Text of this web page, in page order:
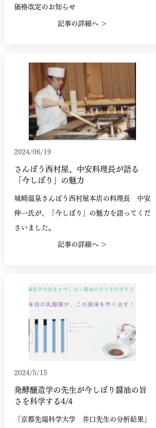
価格改定のお知らせ
記事の詳細へ ＞
2024/06/19
さんぽう西村屋、中安料理長が語る
「今しぼり」の魅力
城崎温泉さんぽう西村屋本店の料理長 中安
伸一氏が、「今しぼり」の魅力を語ってくだ
さいました。
記事の詳細へ ＞
2024/5/15
発酵醸造学の先生が今しぼり醤油の旨
さを科学する4/4
「京都先端科学大学 井口先生の分析結果」